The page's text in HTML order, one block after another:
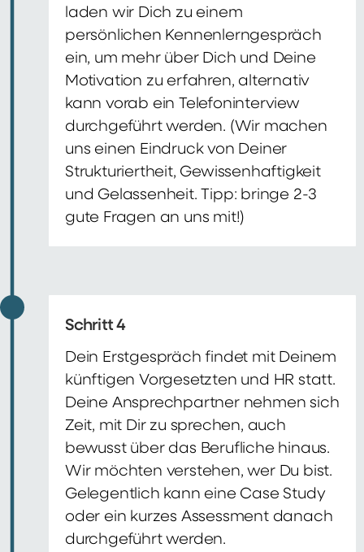
laden wir Dich zu einem
persönlichen Kennenlerngespräch
ein, um mehr über Dich und Deine
Motivation zu erfahren, alternativ
kann vorab ein Telefoninterview
durchgeführt werden. (Wir machen
uns einen Eindruck von Deiner
Strukturiertheit, Gewissenhaftigkeit
und Gelassenheit. Tipp: bringe 2-3
gute Fragen an uns mit!)
Schritt 4
Dein Erstgespräch findet mit Deinem
künftigen Vorgesetzten und HR statt.
Deine Ansprechpartner nehmen sich
Zeit, mit Dir zu sprechen, auch
bewusst über das Berufliche hinaus.
Wir möchten verstehen, wer Du bist.
Gelegentlich kann eine Case Study
oder ein kurzes Assessment danach
durchgeführt werden.